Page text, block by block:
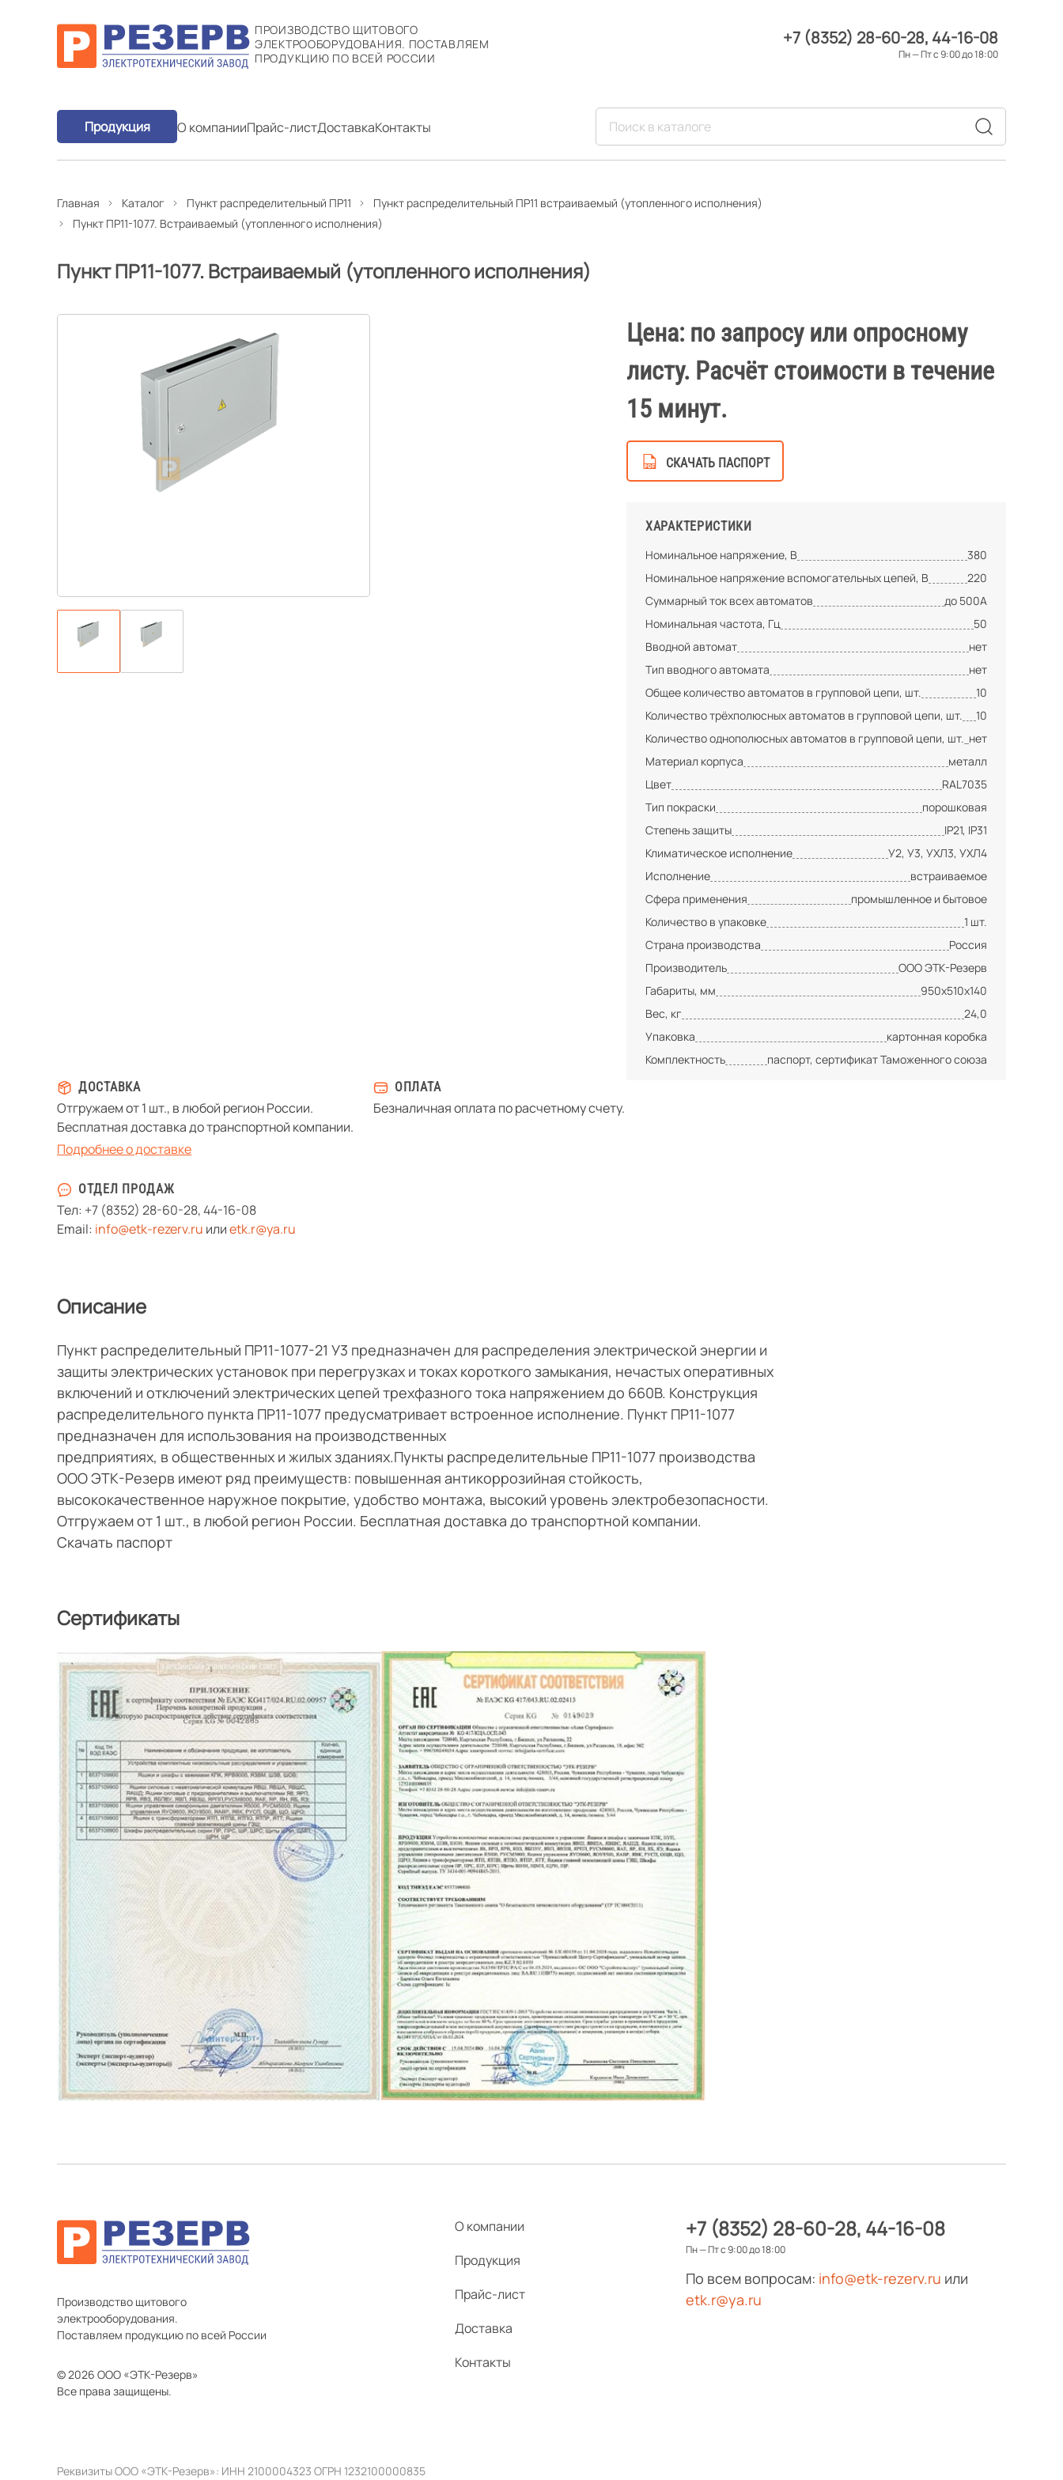
ПРОИЗВОДСТВО ЩИТОВОГО
ЭЛЕКТРООБОРУДОВАНИЯ. ПОСТАВЛЯЕМ
ПРОДУКЦИЮ ПО ВСЕЙ РОССИИ
+7 (8352) 28-60-28 44-16-08
Пн — Пт с 9:00 до 18:00
Продукция О компанииПрайс-листДоставкаКонтакты
Главная Каталог Пункт распределительный ПР11
Пункт распределительный ПР11 встраиваемый (утопленного исполнения)
Пункт ПР11-1077. Встраиваемый (утопленного исполнения)
Пункт ПР11-1077. Встраиваемый (утопленного исполнения)
Цена: по запросу или опросному
листу. Расчёт стоимости в течение
15 минут.
СКАЧАТЬ ПАСПОРТ
ХАРАКТЕРИСТИКИ
Номинальное напряжение, В
380
Номинальное напряжение вспомогательных цепей, В
220
Суммарный ток всех автоматов
до 500А
Номинальная частота, Гц
50
Вводной автомат
нет
Тип вводного автомата
нет
Общее количество автоматов в групповой цепи, шт.
10
Количество трёхполюсных автоматов в групповой цепи, шт.
10
Количество однополюсных автоматов в групповой цепи, шт. нет
Материал корпуса
металл
Цвет
RAL7035
Тип покраски
порошковая
Степень защиты
IP21, IP31
Климатическое исполнение
У2, У3, УХЛ3, УХЛ4
Исполнение
встраиваемое
Сфера применения
промышленное и бытовое
Количество в упаковке
1 шт.
Страна производства
Россия
Производитель
ООО ЭТК-Резерв
Габариты, мм
950х510х140
Вес, кг
24,0
Упаковка
картонная коробка
Комплектность
паспорт, сертификат Таможенного союза
ДОСТАВКА
Отгружаем от 1 шт., в любой регион России.
Бесплатная доставка до транспортной компании.
Подробнее о доставке
ОПЛАТА
Безналичная оплата по расчетному счету.
ОТДЕЛ ПРОДАЖ
Тел: +7 (8352) 28-60-28,44-16-08
Email: info@etk-rezerv.ru илиetk.r@ya.ru
Описание
Пункт распределительный ПР11-1077-21 У3 предназначен для распределения электрической энергии и
защиты электрических установок при перегрузках и токах короткого замыкания, нечастых оперативных
включений и отключений электрических цепей трехфазного тока напряжением до 660В. Конструкция
распределительного пункта ПР11-1077 предусматривает встроенное исполнение. Пункт ПР11-1077
предназначен для использования на производственных
предприятиях, в общественных и жилых зданиях.Пункты распределительные ПР11-1077 производства
ООО ЭТК-Резерв имеют ряд преимуществ: повышенная антикоррозийная стойкость,
высококачественное наружное покрытие, удобство монтажа, высокий уровень электробезопасности.
Отгружаем от 1 шт., в любой регион России. Бесплатная доставка до транспортной компании.
Скачать паспорт
Сертификаты
Производство щитового
электрооборудования.
Поставляем продукцию по всей России
© 2026 ООО «ЭТК-Резерв»
Все права защищены.
О компании
Продукция
Прайс-лист
Доставка
Контакты
+7 (8352) 28-60-28 44-16-08
Пн — Пт с 9:00 до 18:00
По всем вопросам: info@etk-rezerv.ru или
etk.r@ya.ru
Реквизиты ООО «ЭТК-Резерв»: ИНН 2100004323 ОГРН 1232100000835